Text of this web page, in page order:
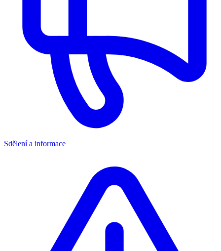
Sdělení a informace